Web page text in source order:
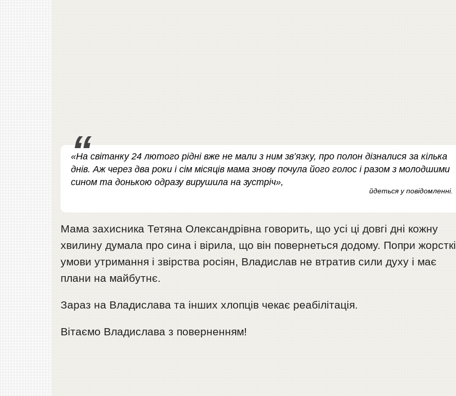
«На світанку 24 лютого рідні вже не мали з ним зв’язку, про полон дізналися за кілька
днів. Аж через два роки і сім місяців мама знову почула його голос і разом з молодшими
сином та донькою одразу вирушила на зустріч»,
йдеться у повідомленні.
Мама захисника Тетяна Олександрівна говорить, що усі ці довгі дні кожну
хвилину думала про сина і вірила, що він повернеться додому. Попри жорсткі
умови утримання і звірства росіян, Владислав не втратив сили духу і має
плани на майбутнє.
Зараз на Владислава та інших хлопців чекає реабілітація.
Вітаємо Владислава з поверненням!